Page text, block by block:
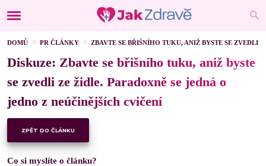
DOMŮ PR ČLÁNKY ZBAVTE SE BŘIŠNÍHO TUKU, ANIŽ BYSTE SE ZVEDLI
Diskuze: Zbavte se břišního tuku, aniž byste
se zvedli ze židle. Paradoxně se jedná o
jedno z neúčinějších cvičení
ZPĚT DO ČLÁNKU
Co si myslíte o článku?